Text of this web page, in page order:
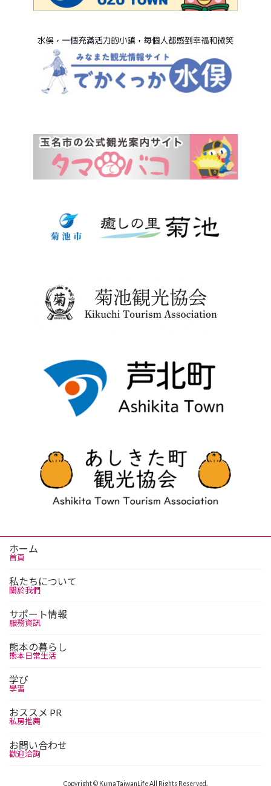
ホーム
首頁
私たちについて
關於我們
サポート情報
服務資訊
熊本の暮らし
熊本日常生活
学び
學習
おススメ PR
私房推薦
お問い合わせ
歡迎洽詢
Copyright © KumaTaiwanLife All Rights Reserved.